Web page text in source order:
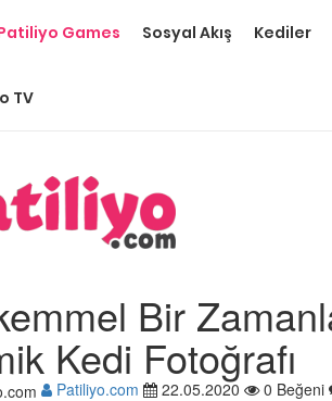
Games Sosyal Akış Kediler
TV
Bir
Kedi Fotoğrafı
Patiliyo.com 22.05.2020 0 Beğeni